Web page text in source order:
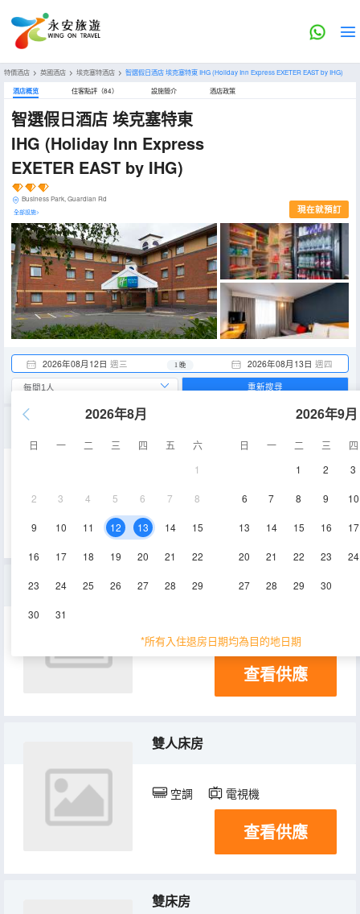
特價酒店 > 英國酒店 > 埃克塞特酒店 > 智選假日酒店 埃克塞特東 IHG(Holiday Inn Express EXETER EAST by IHG)
酒店概览 住客點評（84） 設施簡介 酒店政策
智選假日酒店 埃克塞特東
IHG (Holiday Inn Express
EXETER EAST by IHG)
Business Park, Guardian Rd
全部設施> 現在就預訂
2026年08月12日 週三 2026年08月13日 週四
1 晚
2026年8月
日 一 二 三 四 五
六
1
2 3 4 5 6 7 8
9 10 11 12 13 14 15
16 17 18 19 20 21 22
23 24 25 26 27 28 29
30 31
2026年9月
日 一 二 三
四
1
2 3
6 7 8 9 10
13 14 15 16 17
20 21 22 23 24
27 28 29 30
*所有入住退房日期均為目的地日期
重新搜尋
無障礙雙人床房
空調 淋浴 電視機
查看供應
雙人床房
空調 電視機
查看供應
雙床房